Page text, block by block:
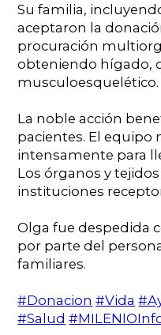
Su familia,
aceptaron la
procuración
obteniendo hígado,
musculoesquelético. ⁠
La noble acción
pacientes. El equipo
intensamente para
Los órganos y
instituciones
Olga fue despedida
por parte del
familiares.⁠
#Donacion #Vida
#Salud